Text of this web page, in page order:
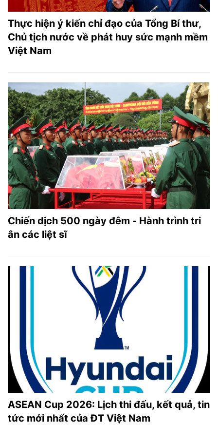
Thực hiện ý kiến chỉ đạo của Tổng Bí thư,
Chủ tịch nước về phát huy sức mạnh mềm
Việt Nam
Chiến dịch 500 ngày đêm - Hành trình tri
ân các liệt sĩ
ASEAN Cup 2026: Lịch thi đấu, kết quả, tin
tức mới nhất của ĐT Việt Nam